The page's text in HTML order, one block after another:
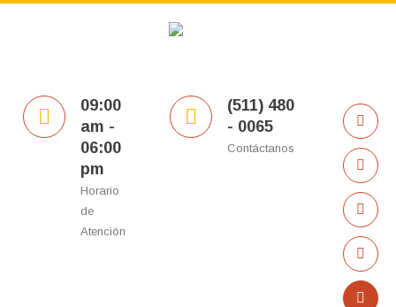
09:00
am -
06:00
pm
Horario
de
Atención
(511) 480
- 0065
Contáctanos